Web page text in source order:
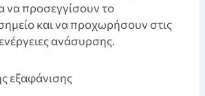
να προσεγγίσουν το
και να προχωρήσουν στις
ανάσυρσης.
εξαφάνισης